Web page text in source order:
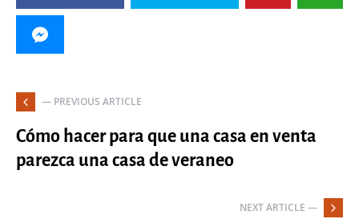
— PREVIOUS ARTICLE
Cómo hacer para que una casa en venta
parezca una casa de veraneo
NEXT ARTICLE —